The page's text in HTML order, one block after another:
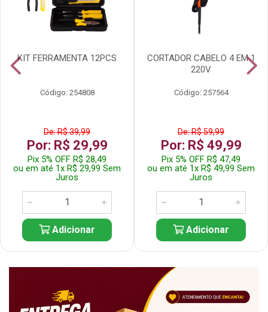
KIT FERRAMENTA 12PCS
Código: 254808
De: R$ 39,99
Por: R$ 29,99
Pix 5% OFF R$ 28,49
ou em até 1x R$ 29,99 Sem
Juros
Adicionar
CORTADOR CABELO 4 EM 1
220V
Código: 257564
De: R$ 59,99
Por: R$ 49,99
Pix 5% OFF R$ 47,49
ou em até 1x R$ 49,99 Sem
Juros
Adicionar